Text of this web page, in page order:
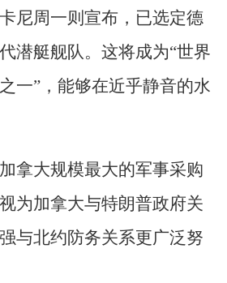
尼周一则宣布，已选定德
潜艇舰队。这将成为“世界
一”，能够在近乎静音的水
拿大规模最大的军事采购
为加拿大与特朗普政府关
与北约防务关系更广泛努